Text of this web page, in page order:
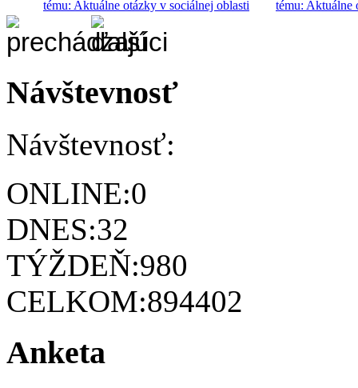
tému: Aktuálne otázky v sociálnej oblasti tému: Aktuálne
Návštevnosť
Návštevnosť:
ONLINE:0
DNES:32
TÝŽDEŇ:980
CELKOM:894402
Anketa